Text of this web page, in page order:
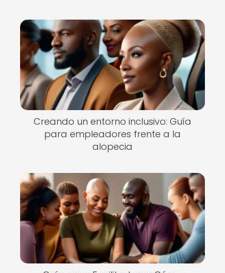
Creando un entorno inclusivo: Guía
para empleadores frente a la
alopecia